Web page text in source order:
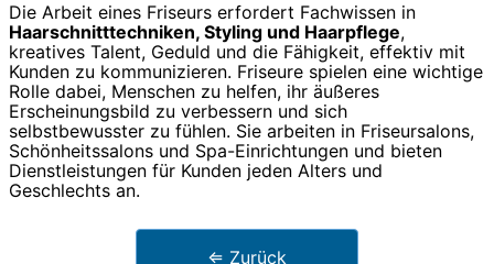
Die Arbeit eines Friseurs erfordert Fachwissen in
Haarschnitttechniken, Styling und Haarpflege,
kreatives Talent, Geduld und die Fähigkeit, effektiv mit
Kunden zu kommunizieren. Friseure spielen eine wichtige
Rolle dabei, Menschen zu helfen, ihr äußeres
Erscheinungsbild zu verbessern und sich
selbstbewusster zu fühlen. Sie arbeiten in Friseursalons,
Schönheitssalons und Spa-Einrichtungen und bieten
Dienstleistungen für Kunden jeden Alters und
Geschlechts an.
⇐ Zurück